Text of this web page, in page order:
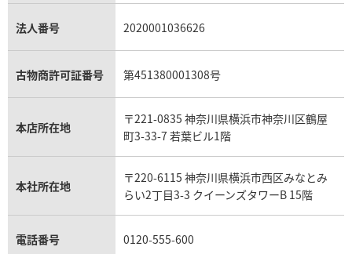
銀・シルバー買取
パラジウム買取
キャッツアイ買取
アクアマリン買取
ヴァシュロン・コンスタンタン買取
オメガ買取
カルティエ買取
フランク ミュラー買取
リシャール・ミル買取
パネライ買取
チューダー（チュードル）買取
セリーヌ買取
プラダ買取
ダミアーニ買取
モーブッサン買取
法人番号 2020001036626
古物商許可証番号 第451380001308号
本店所在地
〒221-0835 神奈川県横浜市神奈川区鶴屋
町3-33-7 若葉ビル1階
本社所在地
〒220-6115 神奈川県横浜市西区みなとみ
らい2丁目3-3 クイーンズタワーB 15階
電話番号 0120-555-600